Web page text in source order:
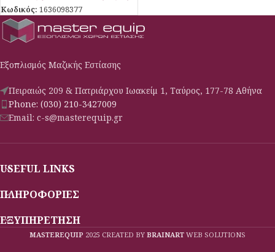
Κωδικός: 1636098377
Εξοπλισμός Μαζικής Εστίασης
Πειραιώς 209 & Πατριάρχου Ιωακείμ 1, Ταύρος, 177-78 Αθήνα
Phone: (030) 210-3427009
Email: c-s@masterequip.gr
USEFUL LINKS
ΠΛΗΡΟΦΟΡΙΕΣ
ΕΞΥΠΗΡΕΤΗΣΗ
MASTEREQUIP 2025 CREATED BY BRAINART WEB SOLUTIONS